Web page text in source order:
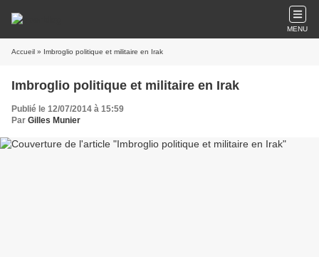
MENU
Accueil » Imbroglio politique et militaire en Irak
Imbroglio politique et militaire en Irak
Publié le 12/07/2014 à 15:59
Par Gilles Munier